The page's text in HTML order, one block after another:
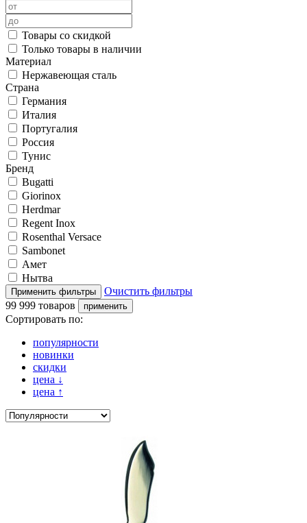
Товары со скидкой
Только товары в наличии
Материал
Нержавеющая сталь
Страна
Германия
Италия
Португалия
Россия
Тунис
Бренд
Bugatti
Giorinox
Herdmar
Regent Inox
Rosenthal Versace
Sambonet
Амет
Нытва
Очистить фильтры
99 999 товаров
Сортировать по:
популярности
новинки
скидки
цена ↓
цена ↑